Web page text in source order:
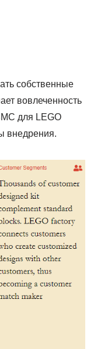
собственные
вовлеченность
для LEGO
внедрения.